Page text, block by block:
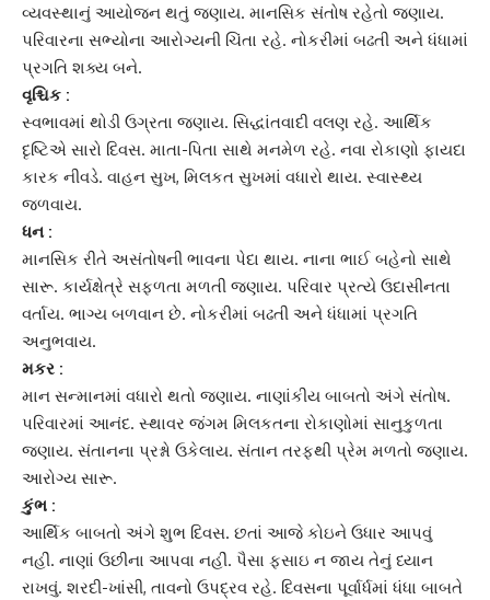
વ્યવસ્થાનું આયોજન થતું જણાય. માનસિક સંતોષ રહેતો જણાય.
પરિવારના સભ્યોના આરોગ્યની ચિંતા રહે. નોકરીમાં બઢતી અને ધંધામાં
પ્રગતિ શક્ય બને.
વૃશ્ચિક :
સ્વભાવમાં થોડી ઉગ્રતા જણાય. સિદ્ધાંતવાદી વલણ રહે. આર્થિક
દૃષ્ટિએ સારો દિવસ. માતા-પિતા સાથે મનમેળ રહે. નવા રોકાણો ફાયદા
કારક નીવડે. વાહન સુખ, મિલકત સુખમાં વધારો થાય. સ્વાસ્થ્ય
જળવાય.
ધન :
માનસિક રીતે અસંતોષની ભાવના પેદા થાય. નાના ભાઈ બહેનો સાથે
સારૂ. કાર્યક્ષેત્રે સફળતા મળતી જણાય. પરિવાર પ્રત્યે ઉદાસીનતા
વર્તાય. ભાગ્ય બળવાન છે. નોકરીમાં બઢતી અને ધંધામાં પ્રગતિ
અનુભવાય.
મકર :
માન સન્માનમાં વધારો થતો જણાય. નાણાંકીય બાબતો અંગે સંતોષ.
પરિવારમાં આનંદ. સ્થાવર જંગમ મિલકતના રોકાણોમાં સાનુકુળતા
જણાય. સંતાનના પ્રશ્નો ઉકેલાય. સંતાન તરફથી પ્રેમ મળતો જણાય.
આરોગ્ય સારૂ.
કુંભ :
આર્થિક બાબતો અંગે શુભ દિવસ. છતાં આજે કોઇને ઉધાર આપવું
નહીં. નાણાં ઉછીના આપવા નહીં. પૈસા ફસાઇ ન જાય તેનું ધ્યાન
રાખવું. શરદી-ખાંસી, તાવનો ઉપદ્રવ રહે. દિવસના પૂર્વાર્ધમાં ધંધા બાબતે